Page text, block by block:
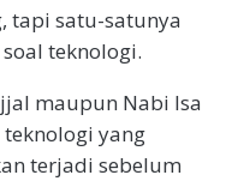
tapi satu-satunya
teknologi.
maupun Nabi Isa
yang
terjadi sebelum